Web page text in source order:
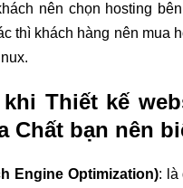
nên chọn hosting
thì khách hàng nên mua
Thiết kế
Chất bạn nên
Engine Optimization): là